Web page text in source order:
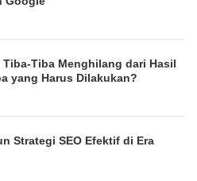
Tiba-Tiba Menghilang dari Hasil
yang Harus Dilakukan?
Strategi SEO Efektif di Era